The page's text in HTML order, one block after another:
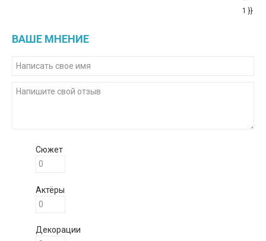
1 }}
ВАШЕ МНЕНИЕ
Сюжет
Актёры
Декорации